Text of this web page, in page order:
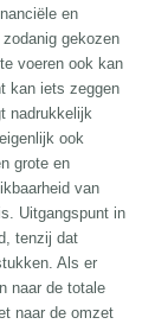
en
gekozen
voeren ook kan
kan iets zeggen
nadrukkelijk
ook
grote en
van
Uitgangspunt in
tenzij dat
Als er
naar de totale
naar de omzet